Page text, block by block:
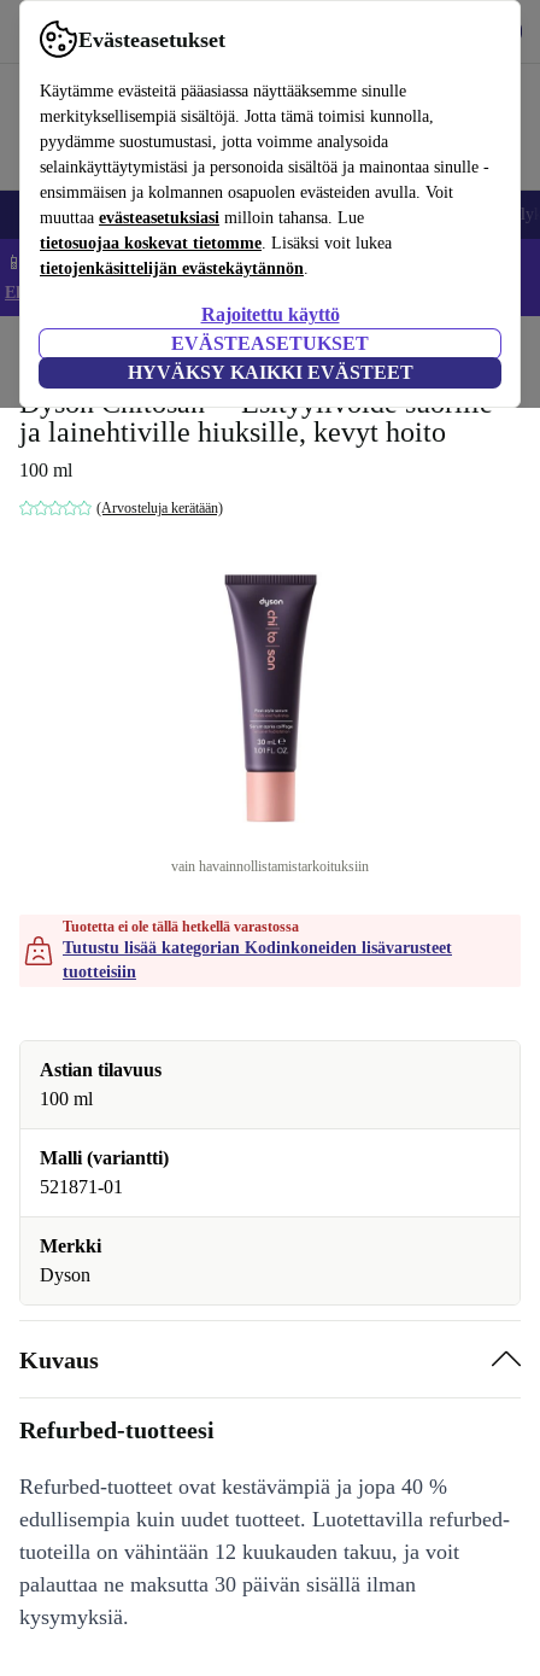
Evästeasetukset
Käytämme evästeitä pääasiassa näyttääksemme sinulle
merkityksellisempiä sisältöjä. Jotta tämä toimisi kunnolla,
pyydämme suostumustasi, jotta voimme analysoida
selainkäyttäytymistäsi ja personoida sisältöä ja mainontaa sinulle -
ensimmäisen ja kolmannen osapuolen evästeiden avulla. Voit
muuttaa evästeasetuksiasi milloin tahansa. Lue
tietosuojaa koskevat tietomme. Lisäksi voit lukea
tietojenkäsittelijän evästekäytännön.
Rajoitettu käyttö
EVÄSTEASETUKSET
HYVÄKSY KAIKKI EVÄSTEET
Käytä refurbed-palvelua nopeasti ja helposti
Matkapuhelimet ja älypuhelimet Kannettavat tietokoneet
📱 Säästä 5 % LISÄÄ iPhoneista – Koodi: IPHONEDEAL –
Ehdot ja säännöt
Kodinkoneiden lisävarusteet
Dyson Chitosan™ Esityylivoide suorille
ja lainehtiville hiuksille, kevyt hoito
100 ml
(Arvosteluja kerätään)
vain havainnollistamistarkoituksiin
Tuotetta ei ole tällä hetkellä varastossa
Tutustu lisää kategorian Kodinkoneiden lisävarusteet
tuotteisiin
Astian tilavuus
100 ml
Malli (variantti)
521871-01
Merkki
Dyson
Kuvaus
Refurbed-tuotteesi
Refurbed-tuotteet ovat kestävämpiä ja jopa 40 %
edullisempia kuin uudet tuotteet. Luotettavilla refurbed-
tuoteilla on vähintään 12 kuukauden takuu, ja voit
palauttaa ne maksutta 30 päivän sisällä ilman
kysymyksiä.